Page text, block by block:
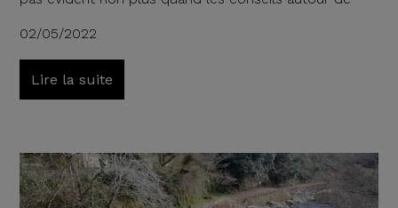
02/05/2022
Lire la suite